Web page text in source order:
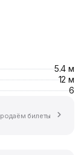
5.4 м
12 м
6
билеты